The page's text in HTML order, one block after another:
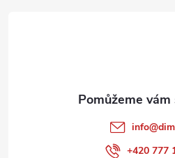
info@
+420 777